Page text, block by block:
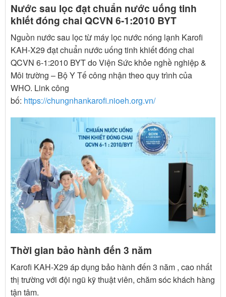
Nước sau lọc đạt chuẩn nước uống tinh
khiết đóng chai QCVN 6-1:2010 BYT
Nguồn nước sau lọc từ máy lọc nước nóng lạnh Karofi
KAH-X29 đạt chuẩn nước uống tinh khiết đóng chai
QCVN 6-1:2010 BYT do Viện Sức khỏe nghề nghiệp &
Môi trường – Bộ Y Tế công nhận theo quy trình của
WHO. Link công
bố: https://chungnhankarofi.nioeh.org.vn/
Thời gian bảo hành đến 3 năm
Karofi KAH-X29 áp dụng bảo hành đến 3 năm , cao nhất
thị trường với đội ngũ kỹ thuật viên, chăm sóc khách hàng
tận tâm.